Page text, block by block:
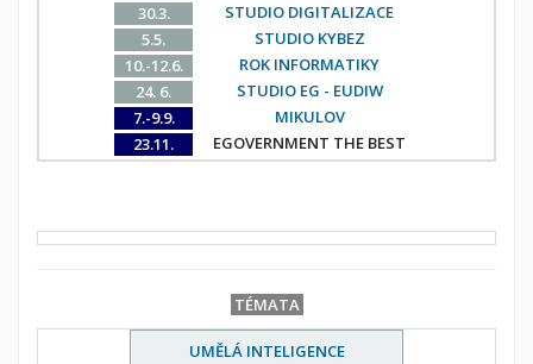
30.3.
STUDIO DIGITALIZACE
5.5.
STUDIO KYBEZ
10.-12.6.
ROK INFORMATIKY
24. 6.
STUDIO EG - EUDIW
7.-9.9.
MIKULOV
23.11.
EGOVERNMENT THE BEST
TÉMATA
UMĚLÁ INTELIGENCE